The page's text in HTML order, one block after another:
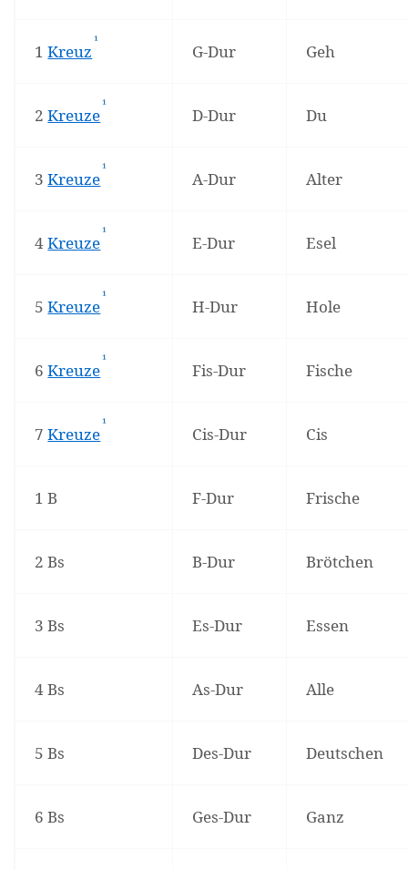
1Kreuz (Affiliate-Link)
¹
G-Dur Geh
2Kreuze(Affiliate-Link)
¹
D-Dur Du
3Kreuze(Affiliate-Link)
¹
A-Dur Alter
4Kreuze(Affiliate-Link)
¹
E-Dur Esel
5Kreuze(Affiliate-Link)
¹
H-Dur Hole
6Kreuze(Affiliate-Link)
¹
Fis-Dur Fische
7Kreuze(Affiliate-Link)
¹
Cis-Dur Cis
1 B F-Dur Frische
2 Bs B-Dur Brötchen
3 Bs Es-Dur Essen
4 Bs As-Dur Alle
5 Bs Des-Dur Deutschen
6 Bs Ges-Dur Ganz